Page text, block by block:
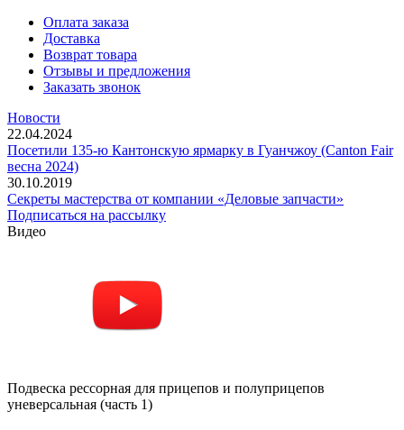
Оплата заказа
Доставка
Возврат товара
Отзывы и предложения
Заказать звонок
Новости
22.04.2024
Посетили 135-ю Кантонскую ярмарку в Гуанчжоу (Canton Fair
весна 2024)
30.10.2019
Секреты мастерства от компании «Деловые запчасти»
Подписаться на рассылку
Видео
Подвеска рессорная для прицепов и полуприцепов
уневерсальная (часть 1)